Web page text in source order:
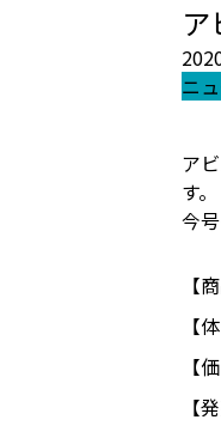
ア
ニ
ア
す。
今
【
【
【
【